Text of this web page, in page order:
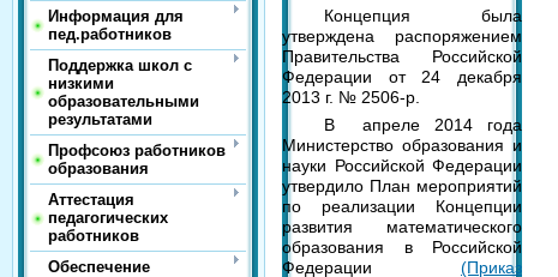
Информация для
пед.работников
Поддержка школ с
низкими
образовательными
результатами
Профсоюз работников
образования
Аттестация
педагогических
работников
Обеспечение
Концепция была
утверждена распоряжением
Правительства Российской
Федерации от 24 декабря
2013 г. № 2506-р.
В апреле 2014 года
Министерство образования и
науки Российской Федерации
утвердило План мероприятий
по реализации Концепции
развития математического
образования в Российской
Федерации (Приказ